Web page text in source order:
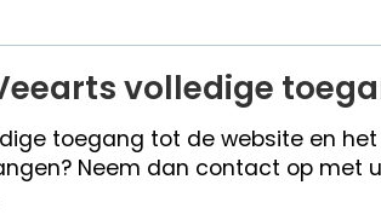
volledige
toegang tot de website en
Neem dan contact op met